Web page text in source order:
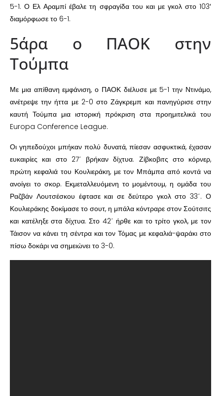
5-1. Ο Ελ Αραμπί έβαλε τη σφραγίδα του και με γκολ στο 103′
διαμόρφωσε το 6-1.
5άρα ο ΠΑΟΚ στην
Τούμπα
Με μια απίθανη εμφάνιση, ο ΠΑΟΚ διέλυσε με 5-1 την Ντινάμο,
ανέτρεψε την ήττα με 2-0 στο Ζάγκρεμπ και πανηγύρισε στην
καυτή Τούμπα μια ιστορική πρόκριση στα προημιτελικά του
Europa Conference League.
Οι γηπεδούχοι μπήκαν πολύ δυνατά, πίεσαν ασφυκτικά, έχασαν
ευκαιρίες και στο 27΄ βρήκαν δίχτυα. Ζίβκοβιτς στο κόρνερ,
πρώτη κεφαλιά του Κουλιεράκη, με τον Μπάμπα από κοντά να
ανοίγει το σκορ. Εκμεταλλευόμενη το μομέντουμ, η ομάδα του
Ραζβάν Λουτσέσκου έφτασε και σε δεύτερο γκολ στο 33΄. Ο
Κουλιεράκης δοκίμασε το σουτ, η μπάλα κόντραρε στον Σούτσιτς
και κατέληξε στα δίχτυα. Στο 42΄ ήρθε και το τρίτο γκολ, με τον
Τάισον να κάνει τη σέντρα και τον Τόμας με κεφαλιά-ψαράκι στο
πίσω δοκάρι να σημειώνει το 3-0.